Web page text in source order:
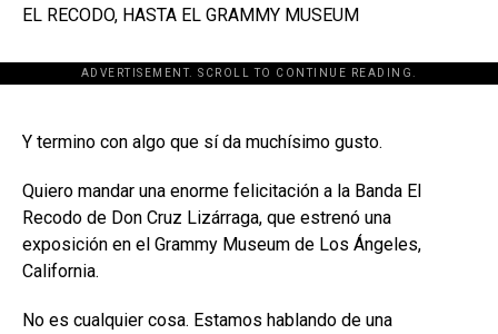
EL RECODO, HASTA EL GRAMMY MUSEUM
ADVERTISEMENT. SCROLL TO CONTINUE READING.
[adsforwp id="243463"]
Y termino con algo que sí da muchísimo gusto.
Quiero mandar una enorme felicitación a la Banda El
Recodo de Don Cruz Lizárraga, que estrenó una
exposición en el Grammy Museum de Los Ángeles,
California.
No es cualquier cosa. Estamos hablando de una